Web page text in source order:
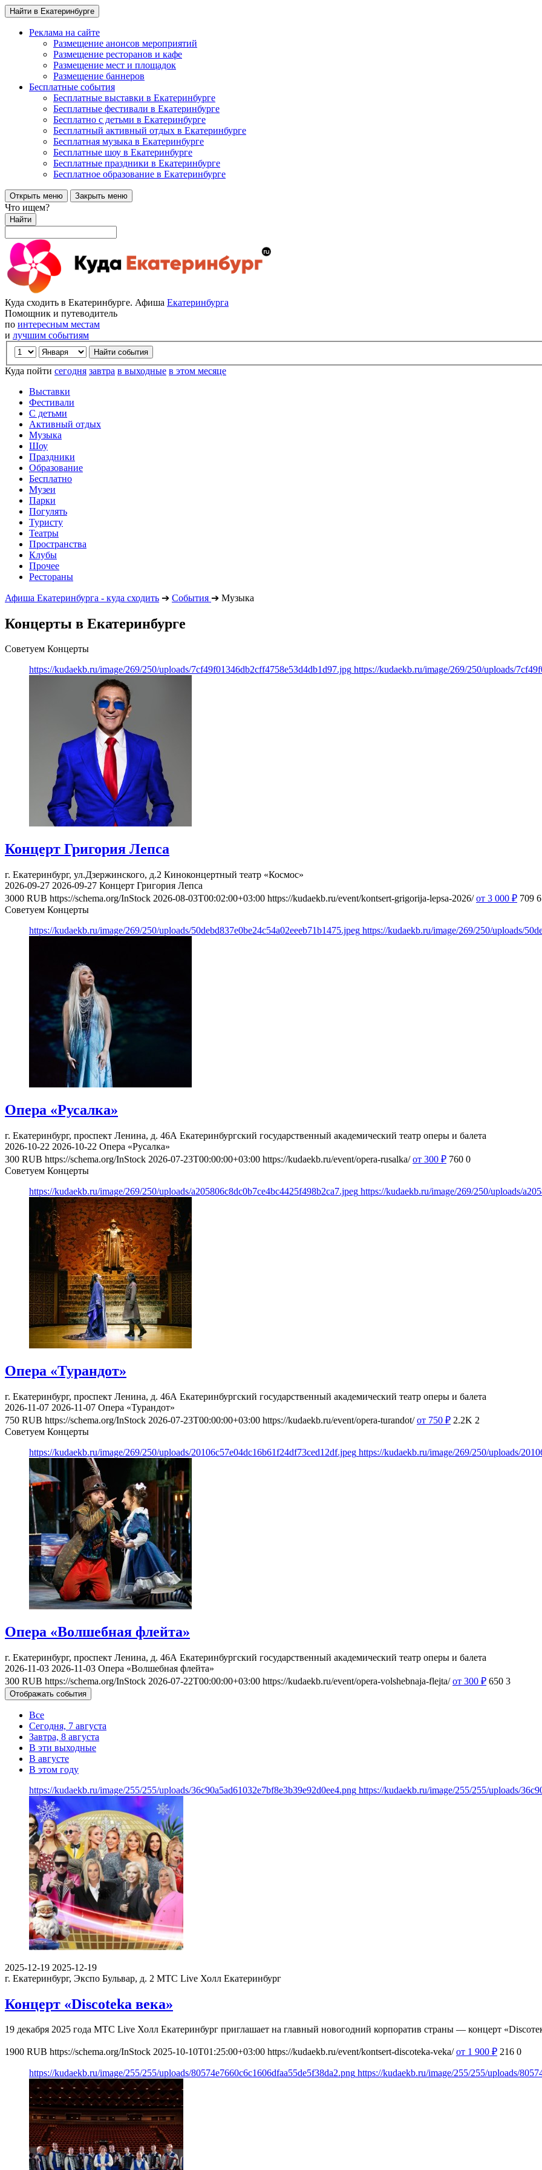
Найти в Екатеринбурге
Реклама на сайте
Размещение анонсов мероприятий
Размещение ресторанов и кафе
Размещение мест и площадок
Размещение баннеров
Бесплатные события
Бесплатные выставки в Екатеринбурге
Бесплатные фестивали в Екатеринбурге
Бесплатно с детьми в Екатеринбурге
Бесплатный активный отдых в Екатеринбурге
Бесплатная музыка в Екатеринбурге
Бесплатные шоу в Екатеринбурге
Бесплатные праздники в Екатеринбурге
Бесплатное образование в Екатеринбурге
Открыть меню Закрыть меню
Что ищем?
Найти
Куда сходить в Екатеринбурге. Афиша Екатеринбурга
Помощник и путеводитель
по интересным местам
и лучшим событиям
Куда пойти сегодня завтра в выходные в этом месяце
Выставки
Фестивали
С детьми
Активный отдых
Музыка
Шоу
Праздники
Образование
Бесплатно
Музеи
Парки
Погулять
Туристу
Театры
Пространства
Клубы
Прочее
Рестораны
Афиша Екатеринбурга - куда сходить ➔ События ➔ Музыка
Концерты в Екатеринбурге
Советуем Концерты
https://kudaekb.ru/image/269/250/uploads/7cf49f01346db2cff4758e53d4db1d97.jpg https://kudaekb.ru/image/269/250/uploads/
Концерт Григория Лепса
г. Екатеринбург, ул.Дзержинского, д.2 Киноконцертный театр «Космос»
2026-09-27 2026-09-27 Концерт Григория Лепса
3000 RUB https://schema.org/InStock 2026-08-03T00:02:00+03:00 https://kudaekb.ru/event/kontsert-grigorija-lepsa-2026/ от 3 000 ₽ 709 6
Советуем Концерты
https://kudaekb.ru/image/269/250/uploads/50debd837e0be24c54a02eeeb71b1475.jpeg https://kudaekb.ru/image/269/250/uploads/
Опера «Русалка»
г. Екатеринбург, проспект Ленина, д. 46А Екатеринбургский государственный академический театр оперы и балета
2026-10-22 2026-10-22 Опера «Русалка»
300 RUB https://schema.org/InStock 2026-07-23T00:00:00+03:00 https://kudaekb.ru/event/opera-rusalka/ от 300 ₽ 760 0
Советуем Концерты
https://kudaekb.ru/image/269/250/uploads/a205806c8dc0b7ce4bc4425f498b2ca7.jpeg https://kudaekb.ru/image/269/250/uploads/
Опера «Турандот»
г. Екатеринбург, проспект Ленина, д. 46А Екатеринбургский государственный академический театр оперы и балета
2026-11-07 2026-11-07 Опера «Турандот»
750 RUB https://schema.org/InStock 2026-07-23T00:00:00+03:00 https://kudaekb.ru/event/opera-turandot/ от 750 ₽ 2.2K 2
Советуем Концерты
https://kudaekb.ru/image/269/250/uploads/20106c57e04dc16b61f24df73ced12df.jpeg https://kudaekb.ru/image/269/250/uploads/
Опера «Волшебная флейта»
г. Екатеринбург, проспект Ленина, д. 46А Екатеринбургский государственный академический театр оперы и балета
2026-11-03 2026-11-03 Опера «Волшебная флейта»
300 RUB https://schema.org/InStock 2026-07-22T00:00:00+03:00 https://kudaekb.ru/event/opera-volshebnaja-flejta/ от 300 ₽ 650 3
Отображать события
Все
Сегодня, 7 августа
Завтра, 8 августа
В эти выходные
В августе
В этом году
https://kudaekb.ru/image/255/255/uploads/36c90a5ad61032e7bf8e3b39e92d0ee4.png https://kudaekb.ru/image/255/255/uploads/
2025-12-19 2025-12-19
г. Екатеринбург, Экспо Бульвар, д. 2 МТС Live Холл Екатеринбург
Концерт «Discoteka века»
19 декабря 2025 года МТС Live Холл Екатеринбург приглашает на главный новогодний корпоратив страны — концерт
1900 RUB https://schema.org/InStock 2025-10-10T01:25:00+03:00 https://kudaekb.ru/event/kontsert-discoteka-veka/ от 1 900 ₽ 216 0
https://kudaekb.ru/image/255/255/uploads/80574e7660c6c1606dfaa55de5f38da2.png https://kudaekb.ru/image/255/255/uploads/